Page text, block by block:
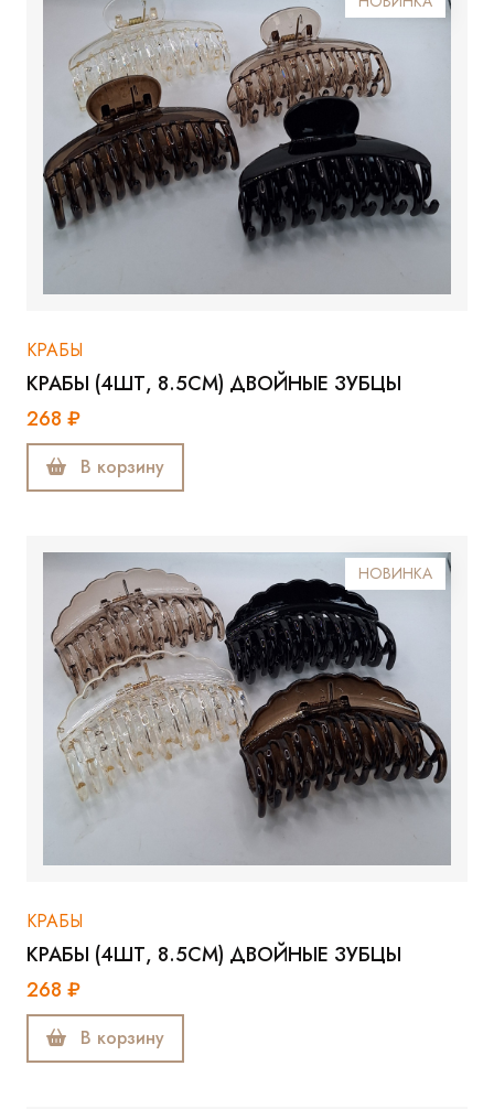
КРАБЫ
КРАБЫ (4ШТ, 8.5СМ) ДВОЙНЫЕ ЗУБЦЫ
268 ₽
В корзину
НОВИНКА
КРАБЫ
КРАБЫ (4ШТ, 8.5СМ) ДВОЙНЫЕ ЗУБЦЫ
268 ₽
В корзину